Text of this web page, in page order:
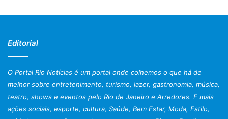
Editorial
O Portal Rio Notícias é um portal onde colhemos o que há de
melhor sobre entretenimento, turismo, lazer, gastronomia, música,
teatro, shows e eventos pelo Rio de Janeiro e Arredores. E mais
ações sociais, esporte, cultura, Saúde, Bem Estar, Moda, Estilo,